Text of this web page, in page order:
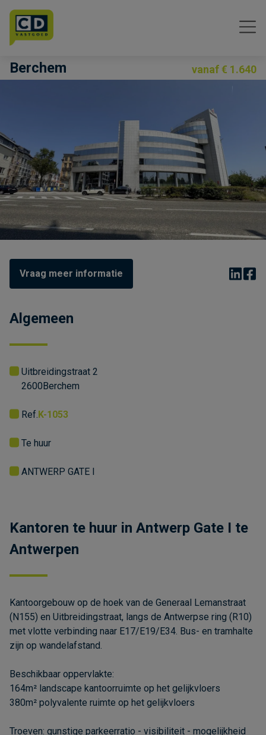
Menu overslaan en naar de inhoud gaan
Berchem vanaf € 1.640
Previous
Vraag meer informatie
Algemeen
Berchem
2600
Uitbreidingstraat 2
Ref. K-1053
Te huur
ANTWERP GATE I
Kantoren te huur in Antwerp Gate I te
Antwerpen
Kantoorgebouw op de hoek van de Generaal Lemanstraat
(N155) en Uitbreidingstraat, langs de Antwerpse ring (R10)
met vlotte verbinding naar E17/E19/E34. Bus- en tramhalte
zijn op wandelafstand.
Beschikbaar oppervlakte:
164m² landscape kantoorruimte op het gelijkvloers
380m² polyvalente ruimte op het gelijkvloers
Troeven: gunstige parkeerratio - visibiliteit - mogelijkheid